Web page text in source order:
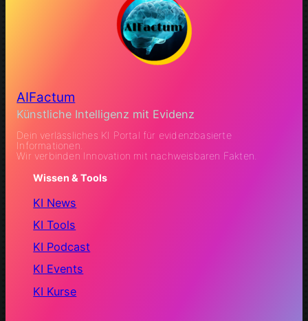
AIFactum
Künstliche Intelligenz mit Evidenz
Dein verlässliches KI Portal für evidenzbasierte
Informationen.
Wir verbinden Innovation mit nachweisbaren Fakten.
Wissen & Tools
KI News
KI Tools
KI Podcast
KI Events
KI Kurse